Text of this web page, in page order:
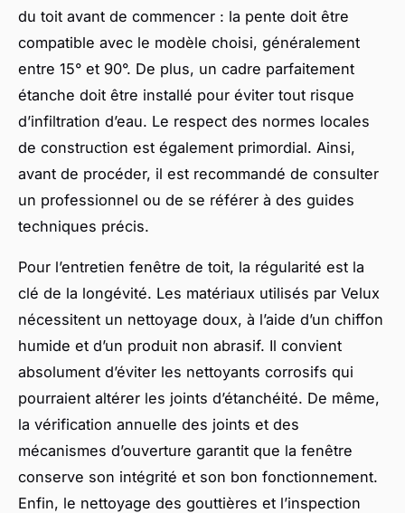
du toit avant de commencer : la pente doit être
compatible avec le modèle choisi, généralement
entre 15° et 90°. De plus, un cadre parfaitement
étanche doit être installé pour éviter tout risque
d’infiltration d’eau. Le respect des normes locales
de construction est également primordial. Ainsi,
avant de procéder, il est recommandé de consulter
un professionnel ou de se référer à des guides
techniques précis.
Pour l’entretien fenêtre de toit, la régularité est la
clé de la longévité. Les matériaux utilisés par Velux
nécessitent un nettoyage doux, à l’aide d’un chiffon
humide et d’un produit non abrasif. Il convient
absolument d’éviter les nettoyants corrosifs qui
pourraient altérer les joints d’étanchéité. De même,
la vérification annuelle des joints et des
mécanismes d’ouverture garantit que la fenêtre
conserve son intégrité et son bon fonctionnement.
Enfin, le nettoyage des gouttières et l’inspection